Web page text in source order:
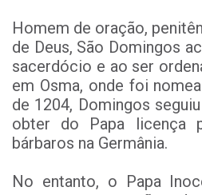
Homem de oração,
de Deus, São Domingos
sacerdócio e ao ser
em Osma, onde foi
de 1204, Domingos
obter do Papa licença
bárbaros na Germânia.
No entanto, o Papa